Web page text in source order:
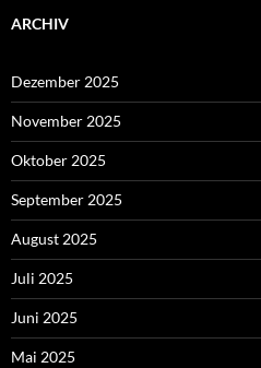
ARCHIV
Dezember 2025
November 2025
Oktober 2025
September 2025
August 2025
Juli 2025
Juni 2025
Mai 2025